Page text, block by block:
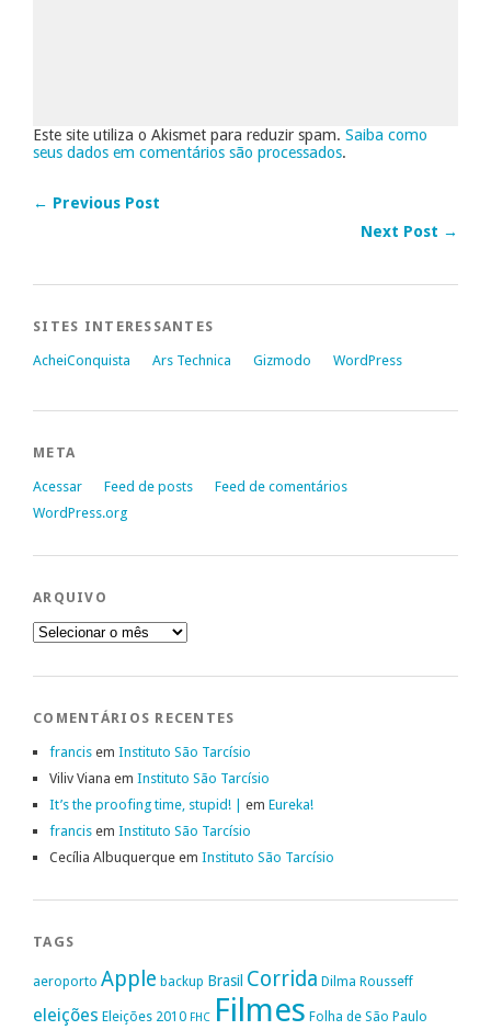
Este site utiliza o Akismet para reduzir spam. Saiba como
seus dados em comentários são processados.
← Previous Post
Next Post →
SITES INTERESSANTES
AcheiConquista Ars Technica Gizmodo WordPress
META
Acessar Feed de posts
Feed de comentários
WordPress.org
ARQUIVO
Arquivo
COMENTÁRIOS RECENTES
francis em Instituto São Tarcísio
Viliv Viana em Instituto São Tarcísio
It’s the proofing time, stupid! | em Eureka!
francis em Instituto São Tarcísio
Cecília Albuquerque em Instituto São Tarcísio
TAGS
aeroporto Apple backup Brasil Corrida Dilma Rousseff
eleições Eleições 2010 FHC Filmes Folha de São Paulo